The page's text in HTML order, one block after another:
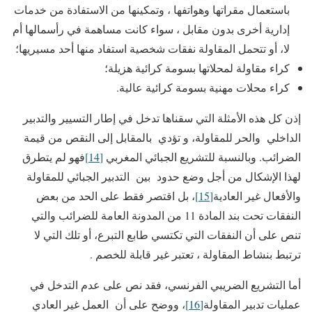
باستعمال مقراتها وهواتفها ، وتمكينها من الاستفادة من خدمات
إدارية أخرى بدون مقابل ، سواء كانت مساهمة في رأسمالها أم
لا، أو تتحمل المقاولة نفقات شخصية استفاد منها أحد مسيريها؛
كراء مقاولة لمحلاتها بسومة كرائية هزيلة؛
كراء محلات مهنية بسومة كرائية عالية.
إذن كل هذه الأمثلة التي سقناها تدخل في إطار التسيير والتدبير
الداخلي والحر للمقاولة، و تؤدي بالمقابل إلى النقص من قيمة
الضرائب. وبالنسبة للتشريع الجبائي المغربي [14]
فهو لم يتطرق
لهذا الإشكال من أجل وضع حدود بين التدبير الجبائي للمقاولة
والأفعال غير العادية[15]
، بل اقتصر فقط على الحد من بعض
النفقات تحت بند المادة 11 من المدونة العامة للضرائب والتي
تنص على أن النفقات التي تكتسي طابع التبرع، أو تلك التي لا
ترتبط بنشاط المقاولة ، تعتبر غير قابلة للخصم .
أما التشريع الضريبي الفرنسي، فقد نص على عدم التدخل في
عمليات تدبير المقاولة[16]
، ووضح على أن العمل غير العادي